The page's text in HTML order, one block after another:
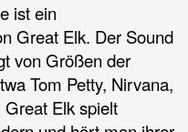
ist ein
Great Elk. Der Sound
von Größen der
Tom Petty, Nirvana,
Great Elk spielt